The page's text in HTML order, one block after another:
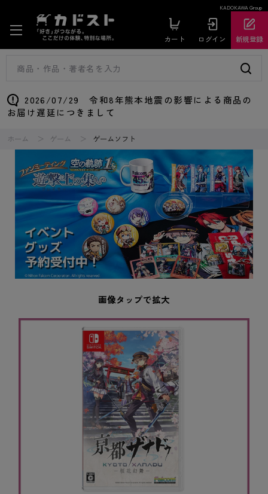
KADOKAWA Group
カート ログイン 新規登録
2026/07/29 令和8年熊本地震の影響による商品の
お届け遅延につきまして
ホーム ゲーム ゲームソフト
画像タップで拡大